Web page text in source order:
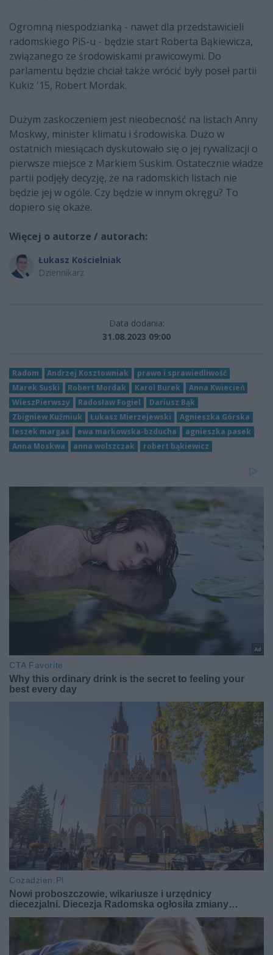
Ogromną niespodzianką - nawet dla przedstawicieli
radomskiego PiS-u - będzie start Roberta Bąkiewicza,
związanego ze środowiskami prawicowymi. Do
parlamentu będzie chciał także wrócić były poseł partii
Kukiz '15, Robert Mordak.
Dużym zaskoczeniem jest nieobecność na listach Anny
Moskwy, minister klimatu i środowiska. Dużo w
ostatnich miesiącach dyskutowało się o jej rywalizacji o
pierwsze miejsce z Markiem Suskim. Ostatecznie władze
partii podjęły decyzję, że na radomskich listach nie
będzie jej w ogóle. Czy będzie w innym okręgu? To
dopiero się okaże.
Więcej o autorze / autorach:
Łukasz Kościelniak
Dziennikarz
Data dodania:
31.08.2023 09:00
Radom Andrzej Kosztowniak
prawo i sprawiedliwość
Marek Suski
Robert Mordak Karol Burek
Anna Kwiecień
WieszPierwszy
Radosław Fogiel
Dariusz Bąk
Zbigniew Kuźmiuk
Łukasz Mierzejewski
Agnieszka Górska
leszek margas
ewa markowska-bzducha
agnieszka pasek
Anna Moskwa
anna wolszczak robert bąkiewicz